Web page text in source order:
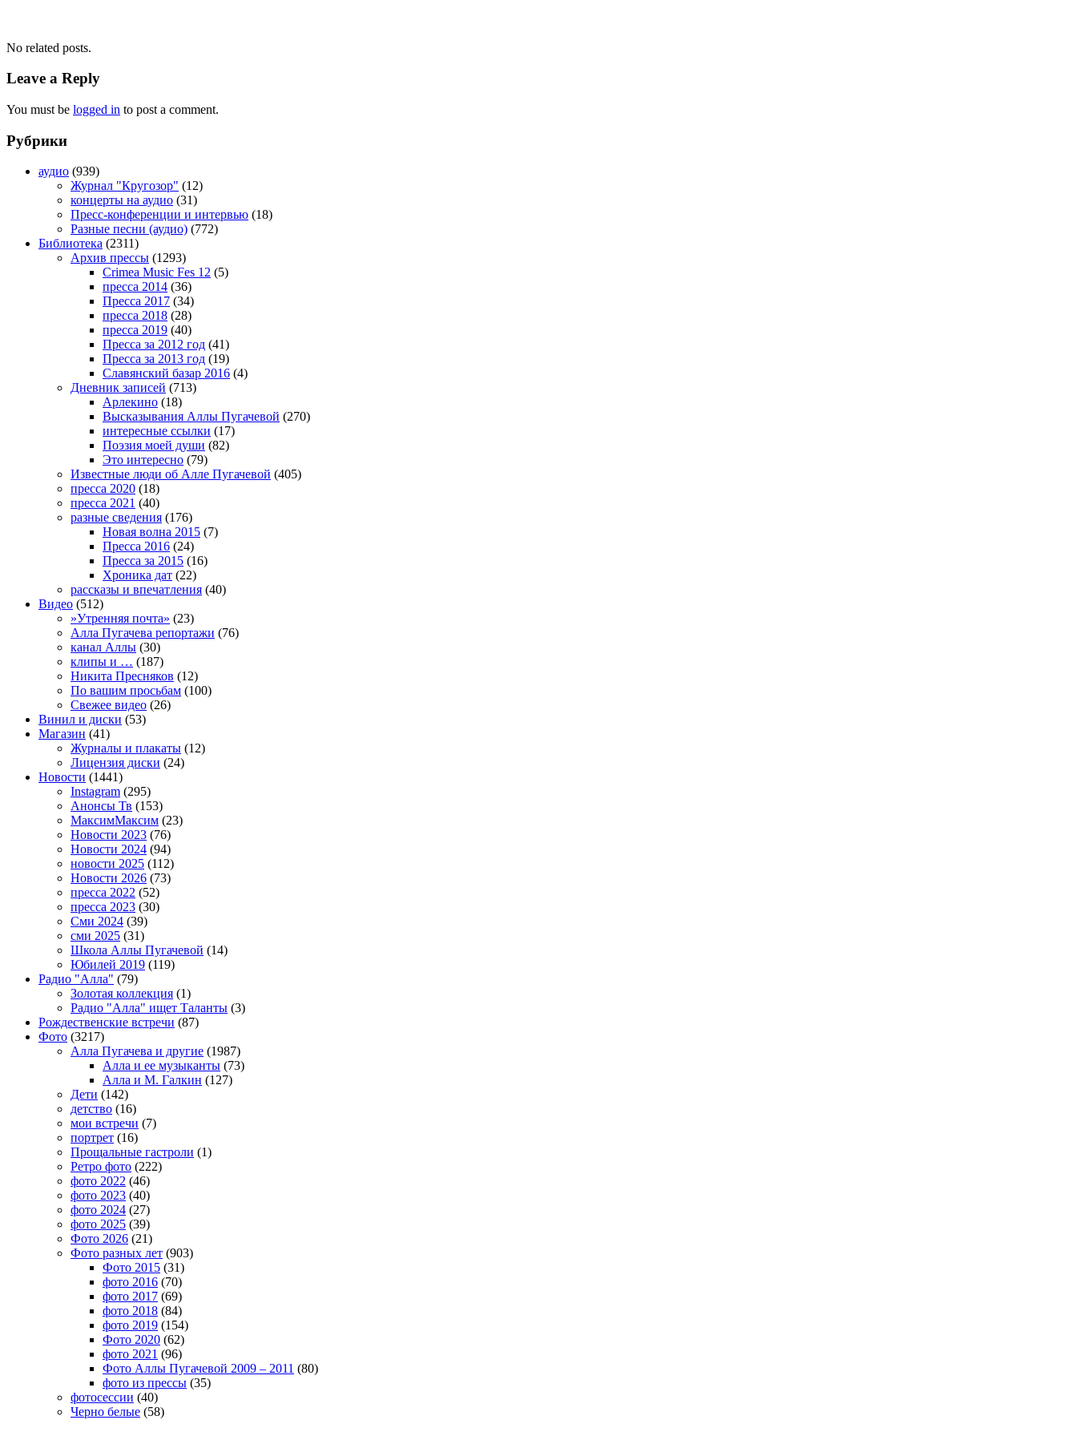
No related posts.
Leave a Reply
You must be logged in to post a comment.
Рубрики
аудио (939)
Журнал "Кругозор" (12)
концерты на аудио (31)
Пресс-конференции и интервью (18)
Разные песни (аудио) (772)
Библиотека (2311)
Архив прессы (1293)
Crimea Music Fes 12 (5)
пресса 2014 (36)
Пресса 2017 (34)
пресса 2018 (28)
пресса 2019 (40)
Пресса за 2012 год (41)
Пресса за 2013 год (19)
Славянский базар 2016 (4)
Дневник записей (713)
Арлекино (18)
Высказывания Аллы Пугачевой (270)
интересные ссылки (17)
Поэзия моей души (82)
Это интересно (79)
Известные люди об Алле Пугачевой (405)
пресса 2020 (18)
пресса 2021 (40)
разные сведения (176)
Новая волна 2015 (7)
Пресса 2016 (24)
Пресса за 2015 (16)
Хроника дат (22)
рассказы и впечатления (40)
Видео (512)
»Утренняя почта» (23)
Алла Пугачева репортажи (76)
канал Аллы (30)
клипы и … (187)
Никита Пресняков (12)
По вашим просьбам (100)
Свежее видео (26)
Винил и диски (53)
Магазин (41)
Журналы и плакаты (12)
Лицензия диски (24)
Новости (1441)
Instagram (295)
Анонсы Тв (153)
МаксимМаксим (23)
Новости 2023 (76)
Новости 2024 (94)
новости 2025 (112)
Новости 2026 (73)
пресса 2022 (52)
пресса 2023 (30)
Сми 2024 (39)
сми 2025 (31)
Школа Аллы Пугачевой (14)
Юбилей 2019 (119)
Радио "Алла" (79)
Золотая коллекция (1)
Радио "Алла" ищет Таланты (3)
Рождественские встречи (87)
Фото (3217)
Алла Пугачева и другие (1987)
Алла и ее музыканты (73)
Алла и М. Галкин (127)
Дети (142)
детство (16)
мои встречи (7)
портрет (16)
Прощальные гастроли (1)
Ретро фото (222)
фото 2022 (46)
фото 2023 (40)
фото 2024 (27)
фото 2025 (39)
Фото 2026 (21)
Фото разных лет (903)
Фото 2015 (31)
фото 2016 (70)
фото 2017 (69)
фото 2018 (84)
фото 2019 (154)
Фото 2020 (62)
фото 2021 (96)
Фото Аллы Пугачевой 2009 – 2011 (80)
фото из прессы (35)
фотосессии (40)
Черно белые (58)